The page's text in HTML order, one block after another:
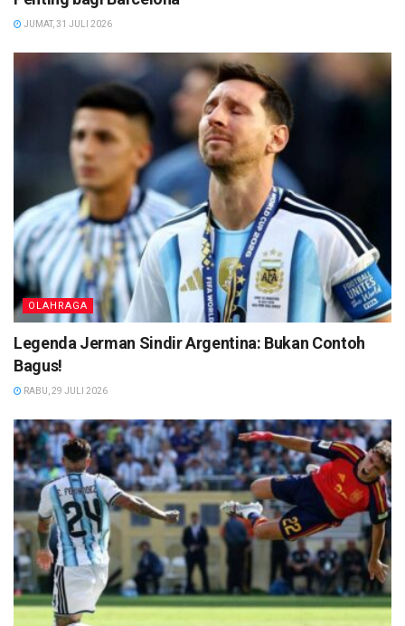
JUMAT, 31 JULI 2026
OLAHRAGA
Legenda Jerman Sindir Argentina: Bukan Contoh
Bagus!
RABU, 29 JULI 2026